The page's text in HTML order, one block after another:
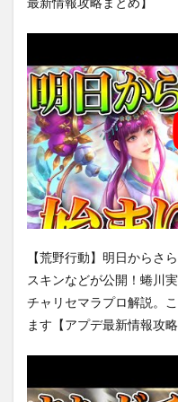
最新情報攻略まとめ】
【荒野行動】明日からさ
スキンなどが公開！蜷川
チャリセマラプロ解説。
ます【アプデ最新情報攻略